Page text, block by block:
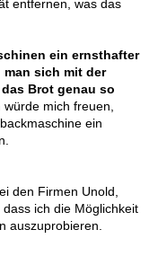
entfernen, was das
ein ernsthafter
man sich mit der
Brot genau so
würde mich freuen,
ein
den Firmen Unold,
ich die Möglichkeit
auszuprobieren.